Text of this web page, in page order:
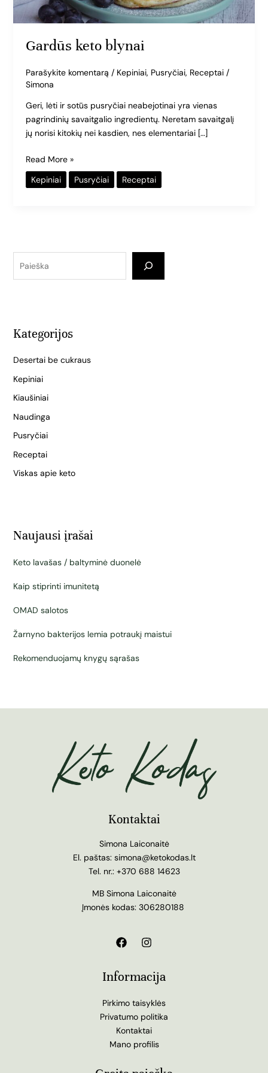
Kategorijos
Desertai be cukraus
Kepiniai
Kiaušiniai
Naudinga
Pusryčiai
Receptai
Viskas apie keto
Naujausi įrašai
Keto lavašas / baltyminė duonelė
Kaip stiprinti imunitetą
OMAD salotos
Žarnyno bakterijos lemia potraukį maistui
Rekomenduojamų knygų sąrašas
Gardūs keto blynai
Parašykite komentarą / Kepiniai, Pusryčiai, Receptai/
Simona
Geri, lėti ir sotūs pusryčiai neabejotinai yra vienas
pagrindinių savaitgalio ingredientų. Neretam savaitgalį
jų norisi kitokių nei kasdien, nes elementariai […]
Read More »
Kepiniai
Pusryčiai Receptai
Kontaktai
Simona Laiconaitė
El. paštas: simona@ketokodas.lt
Tel. nr.: +370 688 14623
MB Simona Laiconaitė
Įmonės kodas: 306280188
Informacija
Pirkimo taisyklės
Privatumo politika
Kontaktai
Mano profilis